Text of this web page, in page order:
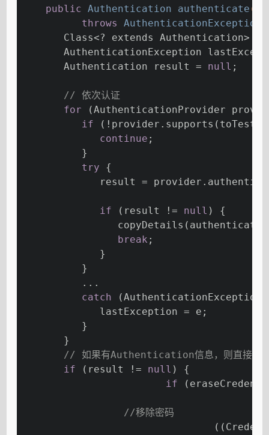
public Authentication authenticate
throws
AuthenticationException
Class<? extends Authentication>
AuthenticationException
       Authentication result =
null ;
// 依次认证
for (AuthenticationProvider
if
continue ;
          }
try {
result =
if (result != null ) {
break ;
             }
          }
          ...
catch
             lastException = e;
          }
       }
// 如果有Authentication信息，则直接返
if (result != null ) {
if
//移除密码